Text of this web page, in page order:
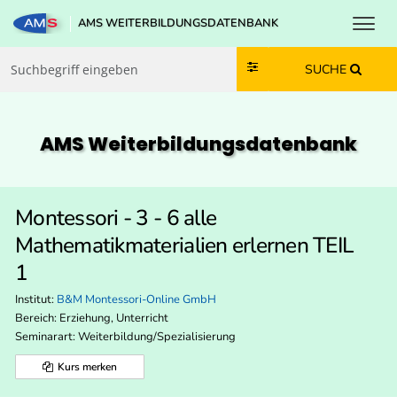
Zum Inhalt springen
Zum Navmenü springen
Zur Suche springen
Zur Footer springen
AMS WEITERBILDUNGSDATENBANK
SUCHE
AMS Weiterbildungs­datenbank
Montessori - 3 - 6 alle
Mathematikmaterialien erlernen TEIL
1
Institut: B&M Montessori-Online GmbH
Bereich: Erziehung, Unterricht
Seminarart: Weiterbildung/Spezialisierung
Kurs merken